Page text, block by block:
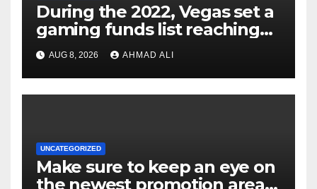
During the 2022, Vegas set a
gaming funds list reaching
$14AUG 8, 2026 AHMAD ALI
UNCATEGORIZED
Make sure to keep an eye on
the newest promotion area